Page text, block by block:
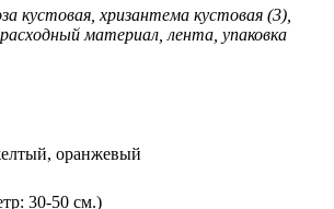
кустовая, хризантема кустовая (3),
материал, лента, упаковка
оранжевый
30-50 см.)